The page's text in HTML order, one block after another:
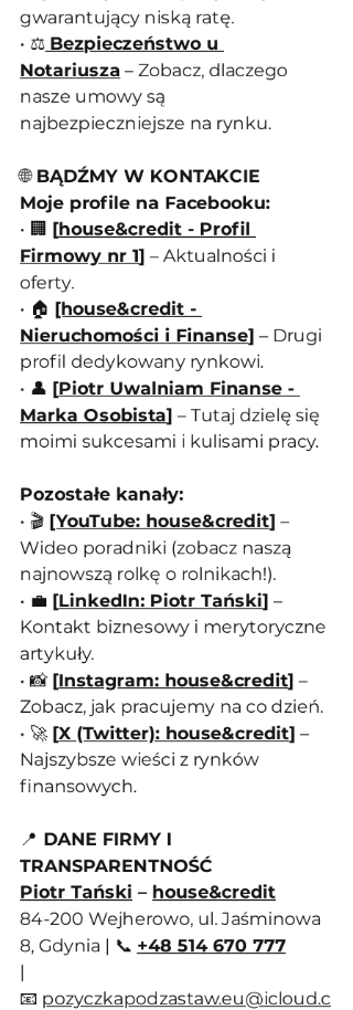
gwarantujący niską ratę.
• ⚖️ Bezpieczeństwo u
Notariusza – Zobacz, dlaczego
nasze umowy są
najbezpieczniejsze na rynku.
🌐 BĄDŹMY W KONTAKCIE
Moje profile na Facebooku:
• 🏢 [house&credit - Profil
Firmowy nr 1] – Aktualności i
oferty.
• 🏠 [house&credit -
Nieruchomości i Finanse] – Drugi
profil dedykowany rynkowi.
• 👤 [Piotr Uwalniam Finanse -
Marka Osobista] – Tutaj dzielę się
moimi sukcesami i kulisami pracy.
Pozostałe kanały:
• 🎬 [YouTube: house&credit] –
Wideo poradniki (zobacz naszą
najnowszą rolkę o rolnikach!).
• 💼 [LinkedIn: Piotr Tański] –
Kontakt biznesowy i merytoryczne
artykuły.
• 📸 [Instagram: house&credit] –
Zobacz, jak pracujemy na co dzień.
• 🚀 [X (Twitter): house&credit] –
Najszybsze wieści z rynków
finansowych.
📍 DANE FIRMY I
TRANSPARENTNOŚĆ
Piotr Tański – house&credit
84-200 Wejherowo, ul. Jaśminowa
8, Gdynia | 📞 +48 514 670 777
|
📧 pozyczkapodzastaw.eu@icloud.c